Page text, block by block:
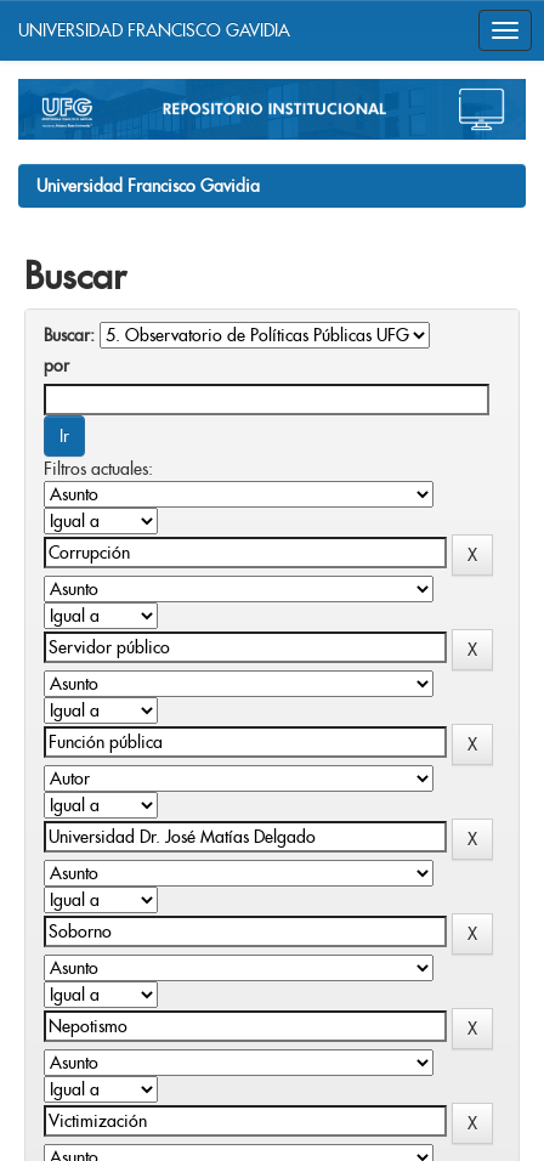
navigation
UNIVERSIDAD FRANCISCO GAVIDIA
Universidad Francisco Gavidia
Buscar
Buscar:
por
Filtros actuales: